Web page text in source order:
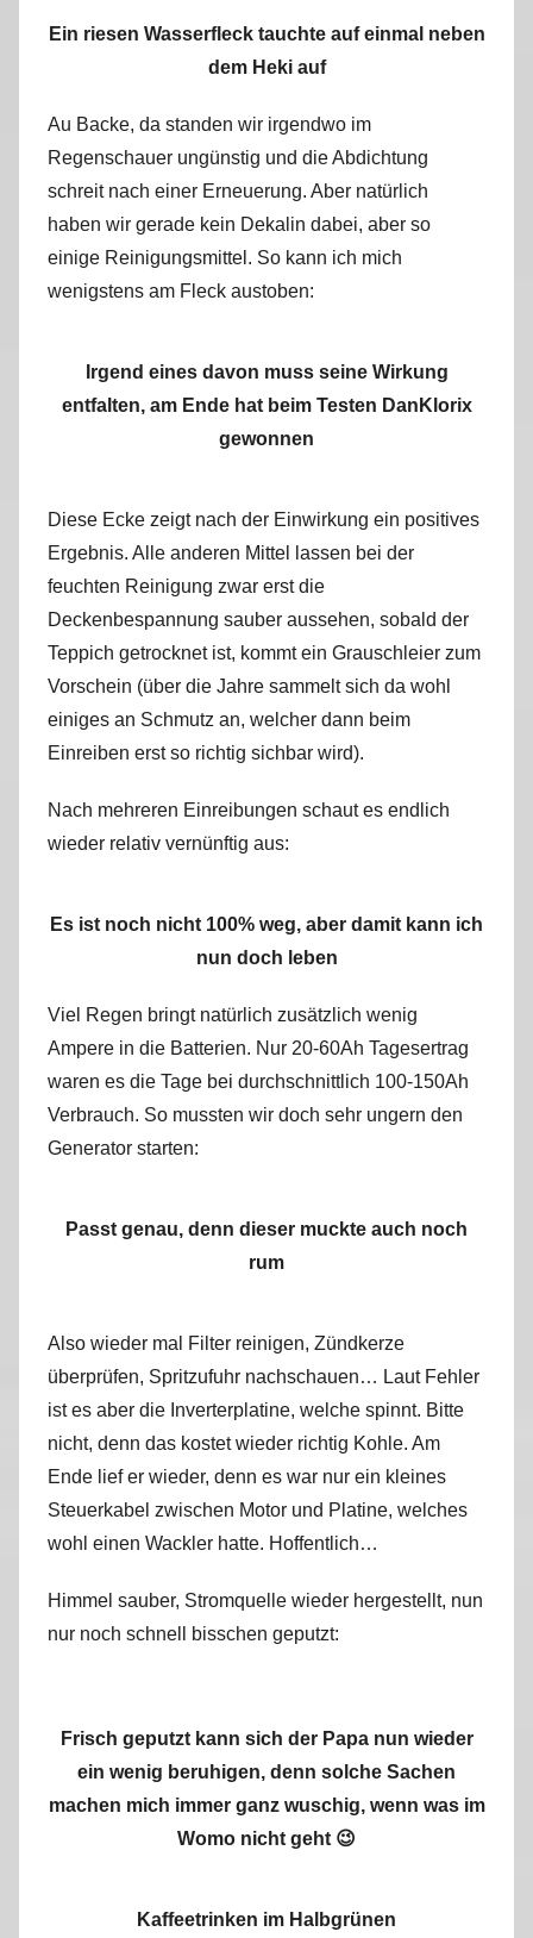
Ein riesen Wasserfleck tauchte auf einmal neben
dem Heki auf
Au Backe, da standen wir irgendwo im
Regenschauer ungünstig und die Abdichtung
schreit nach einer Erneuerung. Aber natürlich
haben wir gerade kein Dekalin dabei, aber so
einige Reinigungsmittel. So kann ich mich
wenigstens am Fleck austoben:
Irgend eines davon muss seine Wirkung
entfalten, am Ende hat beim Testen DanKlorix
gewonnen
Diese Ecke zeigt nach der Einwirkung ein positives
Ergebnis. Alle anderen Mittel lassen bei der
feuchten Reinigung zwar erst die
Deckenbespannung sauber aussehen, sobald der
Teppich getrocknet ist, kommt ein Grauschleier zum
Vorschein (über die Jahre sammelt sich da wohl
einiges an Schmutz an, welcher dann beim
Einreiben erst so richtig sichbar wird).
Nach mehreren Einreibungen schaut es endlich
wieder relativ vernünftig aus:
Es ist noch nicht 100% weg, aber damit kann ich
nun doch leben
Viel Regen bringt natürlich zusätzlich wenig
Ampere in die Batterien. Nur 20-60Ah Tagesertrag
waren es die Tage bei durchschnittlich 100-150Ah
Verbrauch. So mussten wir doch sehr ungern den
Generator starten:
Passt genau, denn dieser muckte auch noch
rum
Also wieder mal Filter reinigen, Zündkerze
überprüfen, Spritzufuhr nachschauen… Laut Fehler
ist es aber die Inverterplatine, welche spinnt. Bitte
nicht, denn das kostet wieder richtig Kohle. Am
Ende lief er wieder, denn es war nur ein kleines
Steuerkabel zwischen Motor und Platine, welches
wohl einen Wackler hatte. Hoffentlich…
Himmel sauber, Stromquelle wieder hergestellt, nun
nur noch schnell bisschen geputzt:
Frisch geputzt kann sich der Papa nun wieder
ein wenig beruhigen, denn solche Sachen
machen mich immer ganz wuschig, wenn was im
Womo nicht geht 😉
Kaffeetrinken im Halbgrünen